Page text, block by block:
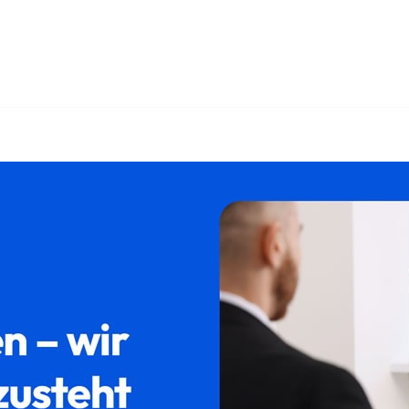
Ihr Rechtsanwalt. Mit uns erreichen Sie Ihre